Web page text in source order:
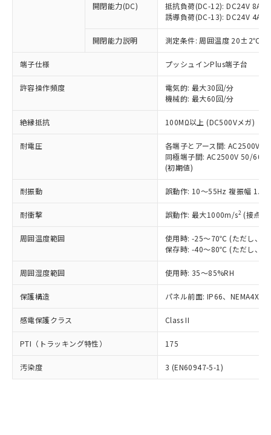
開閉能力(DC)
抵抗負荷(DC-12): DC24V 8A/
誘導負荷(DC-13): DC24V 4A/
開閉能力説明 測定条件: 周囲温度 20±2℃、
端子仕様 プッシュインPlus端子台
許容操作頻度
電気的: 最大30回/分
機械的: 最大60回/分
絶縁抵抗 100MΩ以上 (DC500Vメガ)
耐電圧
各端子とアース間: AC2500V
同極端子間: AC2500V 50/
(初期値)
耐振動 誤動作: 10～55Hz 複振幅
耐衝撃 誤動作: 最大1000m/s2 (接点
周囲温度範囲
使用時: -25～70℃ (ただし、氷
保存時: -40～80℃ (ただし、氷
周囲湿度範囲 使用時: 35～85%RH
保護構造 パネル前面: IP66、NEMA4X,
感電保護クラス Class II
PTI（トラッキング特性） 175
汚染度 3 (EN60947-5-1)
以下の条件をお読みいただき、同意のうえ
ご利用ください。
本サービスは、当社制御機器事業取扱
商品の当社在庫状況および標準価格
(税抜)を提供させていただくもので
当社制御機器事業取扱商品の中には、
本サービスの対象外となる商品もある
ことをご了承ください。
在庫状況および標準価格照会結果は、
記載している更新日時点での社内デー
タに基づき作成されるものであり、閲
覧された時点での実際の在庫および標
準価格とは異なる場合があることをご
正式な納期状況および標準価格はお客
様のお取引先、またはお客様担当のオ
ムロン制御機器販売店・当社販売員に
オムロン制御機器販売店や当社販売拠
販売ネットワーク
」をご確認
在庫状況および標準価格結果を当社の
事前の承諾なく第三者に漏洩または開
示しないようお願いします。
マイパーツ機能（部品リスト作成サー
ビス）をご利用いただくには、I-Web
対応予定なし：EU RoHS指令（10物質）の
非含有に非対応の商品で、対応品を出す予
調査・確認中：EU RoHS指令（10物質）の
非含有の対応状況を調査中または確認中の
商品です。
非該当品：ライセンス料など無形物で、有
害物質有無と関係のない商品です。
仕入先様の事情により、非含有部品として
いたものが、含有品と判明した場合などや
むを得ず変更することがあります。
鉛(Pb) 1000ppm以下、 水銀(Hg) 1000ppm以下、 カド
六価クロム(Cr(Ⅵ)) 1000ppm以下、ポリ臭化ビフェニル
類(PBB) 1000ppm以下、ポリ臭化ジフェニルエーテル類
ルベンジル（BBP） 1000ppm以下、フタル酸ジブチル
（DBP） 1000ppm以下、フタル酸ジイソブチル
但し、RoHS指令で産業用監視および制御機器に対する
適用除外項目は除く。
フタル酸エステル類の４物質については閾値を超える意
図的な使用がないことを確認しています。
部品在庫の切り替え状況などにより、予定
月が前後することがあります。
「○」：最大均質材料含有率が中国RoHSの
基準値以下であることを示します。
「×」：最大均質材料含有率が中国RoHSの
基準値を超えていることを示します。
「－」：未確認です。当社販売部門へお問
*中国RoHS10物質の基準値 (GB/T26572)：
Pb(鉛) :1000ppm、 Hg(水銀) : 1000ppm、 Cd(カドミウ
Cr(Ⅵ)(六価クロム) : 1000ppm、 PBBs(ポリ臭化ビフェ
ニル類) : 1000ppm、 PBDEs(ポリ臭化ジフェニルエーテ
ル類) : 1000ppm、
DBP(フタル酸ジブチル) : 1000ppm、 DIBP(フタル酸ジ
イソブチル) : 1000ppm、 BBP(フタル酸ブチルベンジ
DEHP(フタル酸ビス(2-エチルヘキシル)) : 1000ppm
「ｅ」：有害物質（10物質）のすべてが基
準値以下であることを示します。
「10」：通常の使用状況下において有害物
質が外部に漏えいし、環境に深刻な影響を
及ぼさない年数を意味します。
当社は、これら貴社製品のうち、外国
為替および外国貿易法に定める商品
（以下｢規制貨物等」という）を輸出
または国外への提供する場合は、日本
国政府の輸出許可(または役務取引許
可)を取得するなどの必要な手続きを
当社は規制貨物を破棄する場合は、完
全に破砕するなど、違法に輸出されな
いよう必要な手段を講じます。
当社は貴社製品を、核兵器、ミサイ
ル、化学兵器、生物兵器またはその他
武器並びにこれらの製造装置等に一切
当社は、貴社製品を第三者に販売する
場合は、上記1、2および3の内容を当
該第三者に通知します。また当社は、
販売先および販売に係わる関係者が違
法に輸出するおそれがある場合は、取
り引きをいたしません。
一定数以上の在庫あり
一定数には満たないが在庫あり
在庫なし(最新の在庫状況につ
いては、お客様のお取引先、ま
たはお客様担当のオムロン制御
機器販売店・当社販売員にご確
受注生産機種、また在庫状況の
情報を公開していない機種